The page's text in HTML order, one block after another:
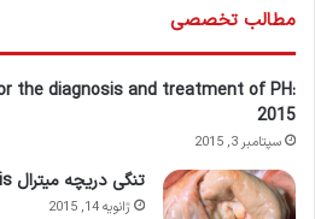
مطالب تخصصی
the diagnosis and treatment of PH:
2015
سپتامبر 3, 2015
تنگی دریچه میترال Mitral stenosis
ژانویه 14, 2015